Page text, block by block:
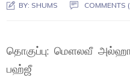
BY: SHUMS COMMENTS
தொகுப்பு: மௌலவீ
பஹ்ஜீ